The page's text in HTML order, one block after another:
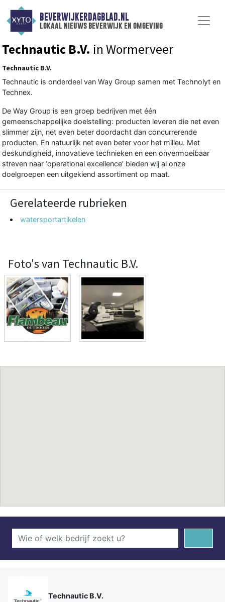
BEVERWIJKERDAGBLAD.NL
lokaal nieuws beverwijk en omgeving
Technautic B.V. in Wormerveer
Technautic B.V.
Technautic is onderdeel van Way Group samen met Technolyt en
Technex.
De Way Group is een groep bedrijven met één
gemeenschappelijke doelstelling: producten leveren die net even
slimmer zijn, net even beter doordacht dan concurrerende
producten. En natuurlijk net even beter voor het milieu. Met
deskundigheid, innovatieve technieken en een onvermoeibaar
streven naar ‘operational excellence’ bieden wij al onze
doelgroepen een uitgekiend assortiment op maat.
Gerelateerde rubrieken
watersportartikelen
Foto's van Technautic B.V.
Technautic B.V.